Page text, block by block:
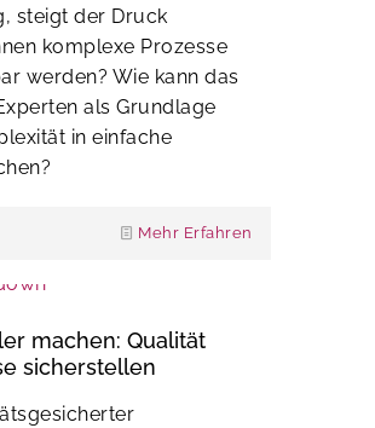
steigt der Druck
komplexe Prozesse
werden? Wie kann das
als Grundlage
in einfache
Mehr Erfahren
machen: Qualität
sicherstellen